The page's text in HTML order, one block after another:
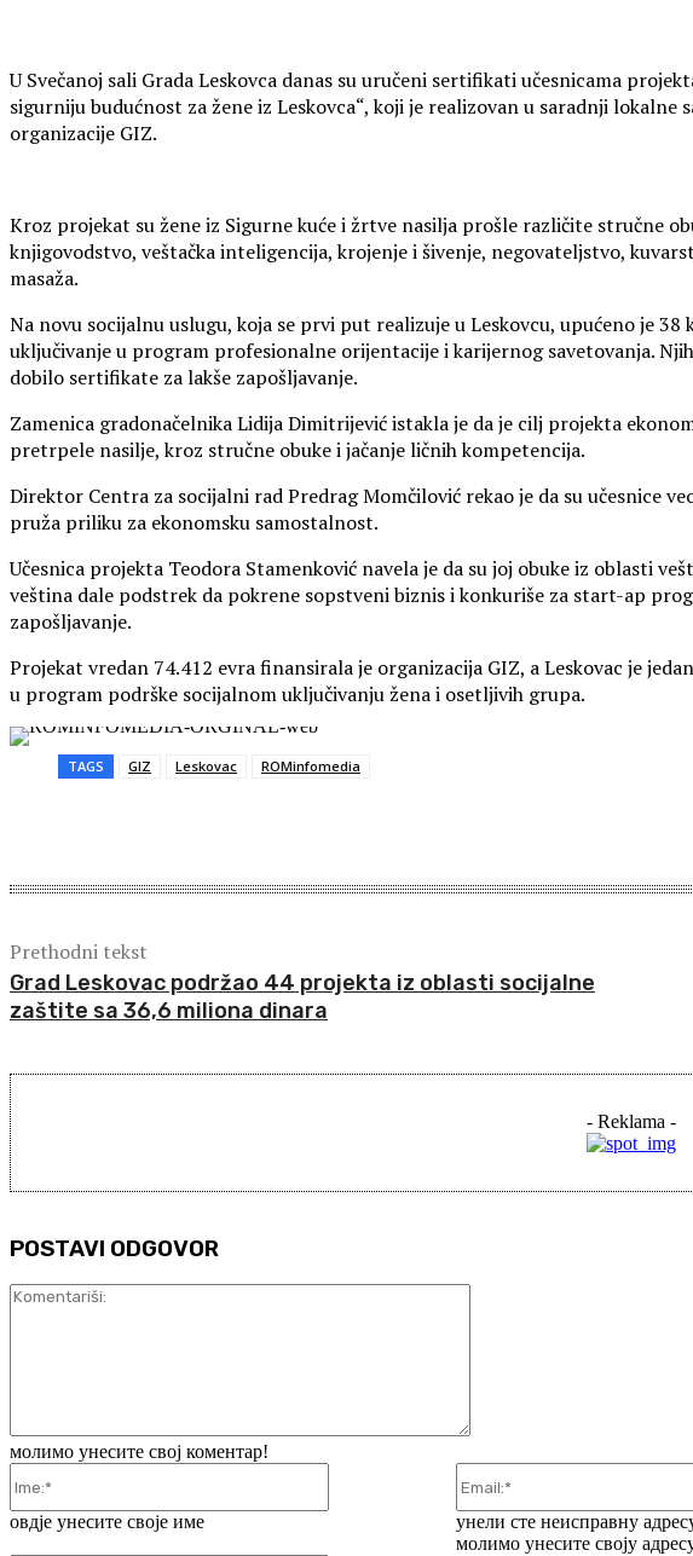
U Svečanoj sali Grada Leskovca danas su uručeni sertifikati učesnicama
sigurniju budućnost za žene iz Leskovca“, koji je realizovan u saradnji lokalne
organizacije GIZ.
Kroz projekat su žene iz Sigurne kuće i žrtve nasilja prošle različite stručne
knjigovodstvo, veštačka inteligencija, krojenje i šivenje, negovateljstvo,
masaža.
Na novu socijalnu uslugu, koja se prvi put realizuje u Leskovcu, upućeno je
uključivanje u program profesionalne orijentacije i karijernog savetovanja.
dobilo sertifikate za lakše zapošljavanje.
Zamenica gradonačelnika Lidija Dimitrijević istakla je da je cilj projekta
pretrpele nasilje, kroz stručne obuke i jačanje ličnih kompetencija.
Direktor Centra za socijalni rad Predrag Momčilović rekao je da su učesnice
pruža priliku za ekonomsku samostalnost.
Učesnica projekta Teodora Stamenković navela je da su joj obuke iz oblasti
veština dale podstrek da pokrene sopstveni biznis i konkuriše za start-ap
zapošljavanje.
Projekat vredan 74.412 evra finansirala je organizacija GIZ, a Leskovac je
u program podrške socijalnom uključivanju žena i osetljivih grupa.
TAGS GIZ Leskovac ROMinfomedia
Prethodni tekst
Grad Leskovac podržao 44 projekta iz oblasti socijalne
zaštite sa 36,6 miliona dinara
- Reklama -
POSTAVI ODGOVOR
молимо унесите свој коментар!
овдје унесите своје име
унели сте неисправну
молимо унесите своју